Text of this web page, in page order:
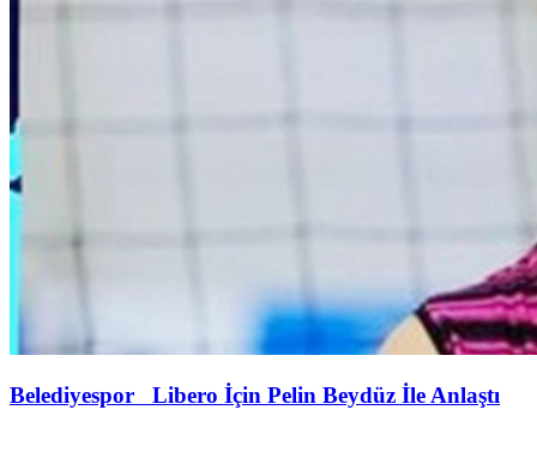
Belediyespor Libero İçin Pelin Beydüz İle Anlaştı